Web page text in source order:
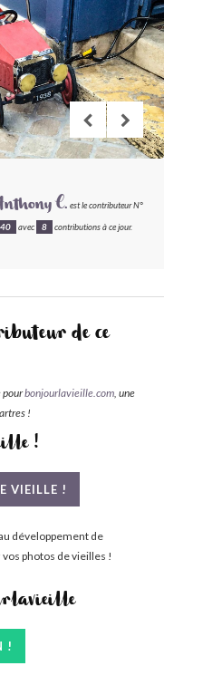
ET MARQUES
FONCTIONNE BLV ?
C. est le contributeur N°
40 avec 8 contributions à ce jour.
de ce
pourbonjourlavieille.com, une
!
!
VIEILLE !
développement de
photos de vieilles !
!